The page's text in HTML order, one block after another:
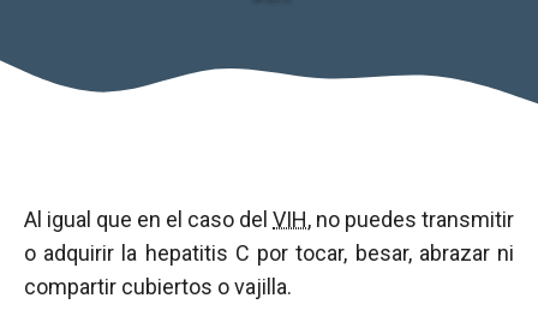
Al igual que en el caso del VIH, no puedes transmitir
o adquirir la hepatitis C por tocar, besar, abrazar ni
compartir cubiertos o vajilla.